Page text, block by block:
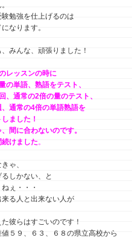
勉強を仕上げるのは
なります。
みんな、頑張りました！
レッスンの時に
の単語、熟語をテスト、
、通常の2倍の量のテスト、
通常の4倍の単語熟語を
ました！
間に合わないのです。
けました。
ゃ、
しかない、と
ぇ・・・
来る人と出来ない人が
彼らはすごいのです！
５９、６３、６８の県立高校から